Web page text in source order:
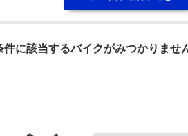
件に該当するバイクがみつかりませ